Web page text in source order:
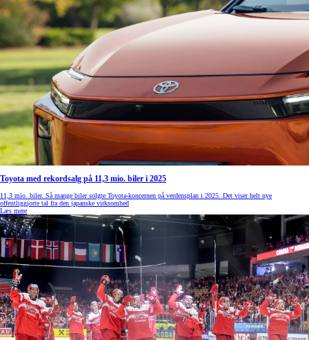
Toyota med rekordsalg på 11,3 mio. biler i 2025
11,3 mio. biler. Så mange biler solgte Toyota-koncernen på verdensplan i 2025. Det viser helt nye
offentliggjorte tal fra den japanske virksomhed
Læs mere